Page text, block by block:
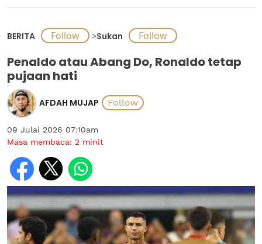
BERITA >Sukan
Penaldo atau Abang Do, Ronaldo tetap
pujaan hati
AFDAH MUJAP
09 Julai 2026 07:10am
Masa membaca: 2 minit